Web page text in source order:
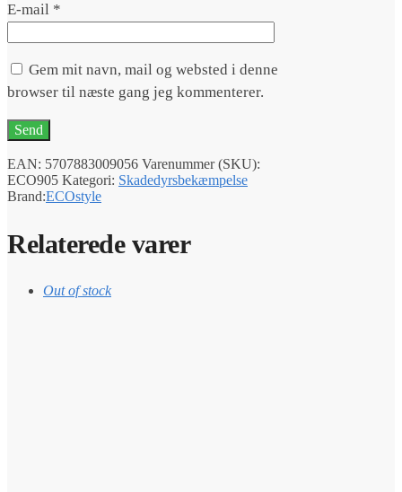
E-mail *
Gem mit navn, mail og websted i denne
browser til næste gang jeg kommenterer.
EAN: 5707883009056 Varenummer (SKU):
ECO905 Kategori: Skadedyrsbekæmpelse
Brand:ECOstyle
Relaterede varer
Out of stock